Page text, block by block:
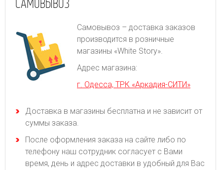
Самовывоз – доставка заказов
производится в розничные
магазины «White Story».
Адрес магазина:
г. Одесса, ТРК «Аркадия-СИТИ»
Доставка в магазины бесплатна и не зависит от
суммы заказа.
После оформления заказа на сайте либо по
телефону наш сотрудник согласует с Вами
время, день и адрес доставки в удобный для Вас